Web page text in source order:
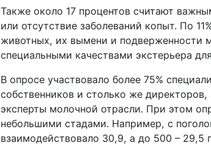
Также около 17 процентов считают
или отсутствие заболеваний копыт. По
животных, их вымени и подверженности
специальными качествами экстерьера
В опросе участвовало более 75%
собственников и столько же
эксперты молочной отрасли. При этом
небольшими стадами. Например, с
взаимодействовало 30,9, а до 500 – 29,5